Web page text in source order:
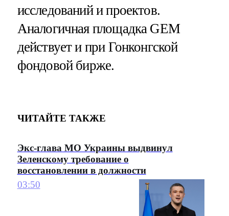
исследований и проектов.
Аналогичная площадка GEM
действует и при Гонконгской
фондовой бирже.
ЧИТАЙТЕ ТАКЖЕ
Экс-глава МО Украины выдвинул
Зеленскому требование о
восстановлении в должности
03:50